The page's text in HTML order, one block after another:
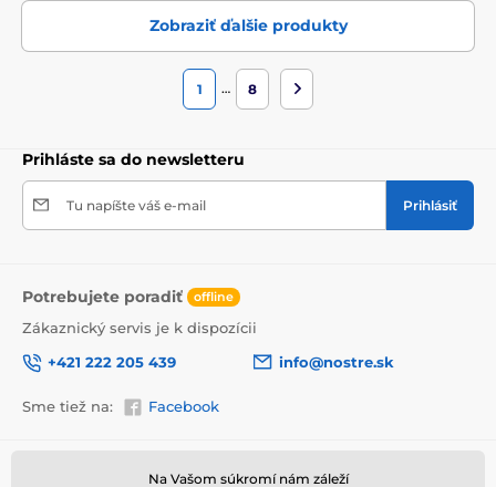
Zobraziť ďalšie produkty
1 … 8
Prihláste sa do newsletteru
Tu napíšte váš e-mail Prihlásiť
Potrebujete poradiť offline
Zákaznický servis je k dispozícii
+421 222 205 439
info@nostre.sk
Sme tiež na: Facebook
Informácie o nákupe Užitočné informácie
Na Vašom súkromí nám záleží